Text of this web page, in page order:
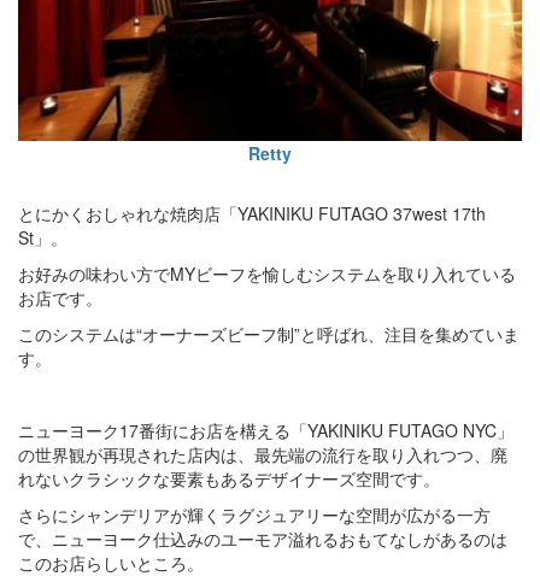
Retty
とにかくおしゃれな焼肉店「YAKINIKU FUTAGO 37west 17th
St」。
お好みの味わい方でMYビーフを愉しむシステムを取り入れている
お店です。
このシステムは“オーナーズビーフ制”と呼ばれ、注目を集めていま
す。
ニューヨーク17番街にお店を構える「YAKINIKU FUTAGO NYC」
の世界観が再現された店内は、最先端の流行を取り入れつつ、廃
れないクラシックな要素もあるデザイナーズ空間です。
さらにシャンデリアが輝くラグジュアリーな空間が広がる一方
で、ニューヨーク仕込みのユーモア溢れるおもてなしがあるのは
このお店らしいところ。